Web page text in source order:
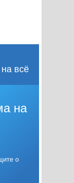
всё
на
о